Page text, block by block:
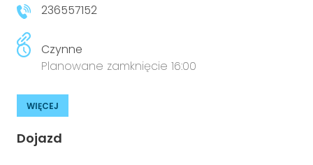
236557152
Czynne
Planowane zamknięcie 16:00
WIĘCEJ
Dojazd